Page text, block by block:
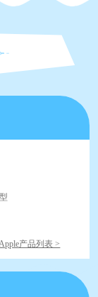
产品列表 >